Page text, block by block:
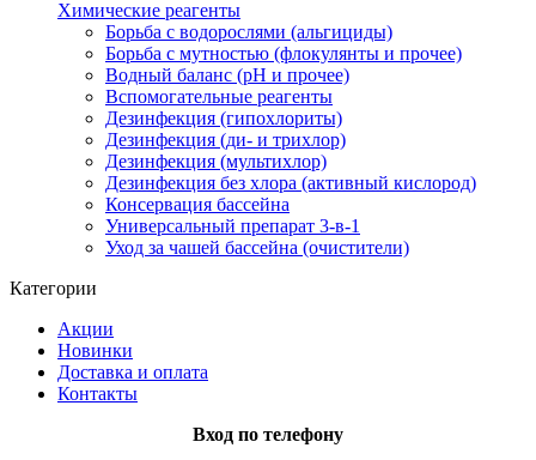
Химические реагенты
Борьба с водорослями (альгициды)
Борьба с мутностью (флокулянты и прочее)
Водный баланс (pH и прочее)
Вспомогательные реагенты
Дезинфекция (гипохлориты)
Дезинфекция (ди- и трихлор)
Дезинфекция (мультихлор)
Дезинфекция без хлора (активный кислород)
Консервация бассейна
Универсальный препарат 3-в-1
Уход за чашей бассейна (очистители)
Категории
Акции
Новинки
Доставка и оплата
Контакты
Вход по телефону